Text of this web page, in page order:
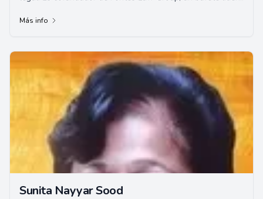
Más info
Sunita Nayyar Sood